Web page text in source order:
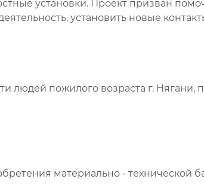
установки. Проект призван
установить новые
людей пожилого возраста г.
материально - технической